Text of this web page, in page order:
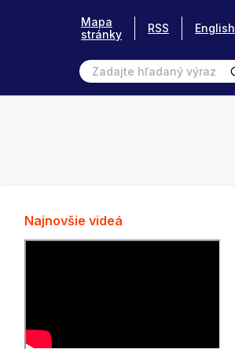
Mapa
stránky
RSS English
Najnovšie videá